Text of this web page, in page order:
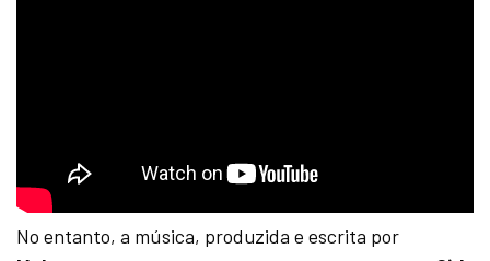
No entanto, a música, produzida e escrita por